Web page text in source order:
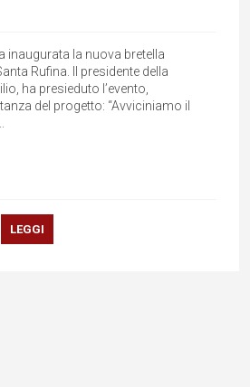
inaugurata la nuova bretella
Rufina. Il presidente della
ha presieduto l’evento,
del progetto: “Avviciniamo il
LEGGI